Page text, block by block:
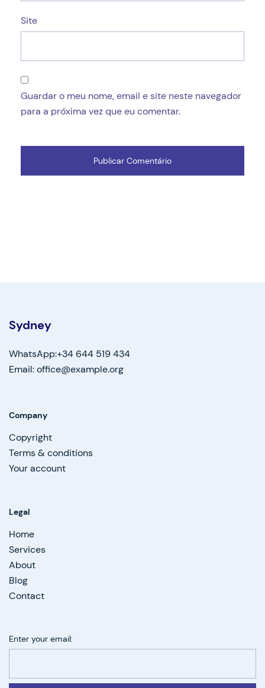
Site
Guardar o meu nome, email e site neste navegador
para a próxima vez que eu comentar.
Sydney
WhatsApp:+34 644 519 434
Email: office@example.org
Company
Copyright
Terms & conditions
Your account
Legal
Home
Services
About
Blog
Contact
Enter your email: